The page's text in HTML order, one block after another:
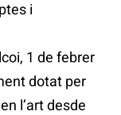
i
1 de febrer
dotat per
l’art desde